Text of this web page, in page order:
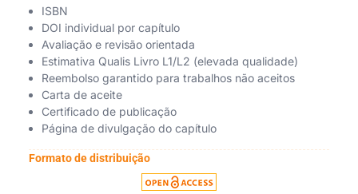
ISBN
DOI individual por capítulo
Avaliação e revisão orientada
Estimativa Qualis Livro L1/L2 (elevada qualidade)
Reembolso garantido para trabalhos não aceitos
Carta de aceite
Certificado de publicação
Página de divulgação do capítulo
Formato de distribuição